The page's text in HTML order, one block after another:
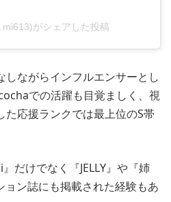
がシェアした投稿
ながらインフルエンサーとし
での活躍も目覚ましく、視
応援ランクでは最上位のS帯
だけでなく『JELLY』や『姉
ン誌にも掲載された経験もあ